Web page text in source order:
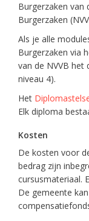
Burgerzaken van
Burgerzaken
Als je alle
Burgerzaken via
van de NVVB het
niveau 4).
Het
Elk diploma
Kosten
De kosten voor
bedrag zijn
cursusmateriaal.
De gemeente